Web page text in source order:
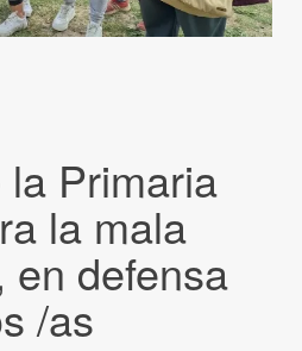
Primaria
la mala
en defensa
/as